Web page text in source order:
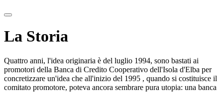
La Storia
Quattro anni, l'idea originaria è del luglio 1994, sono bastati ai
promotori della Banca di Credito Cooperativo dell'Isola d'Elba per
concretizzare un'idea che all'inizio del 1995 , quando si costituisce il
comitato promotore, poteva ancora sembrare pura utopia: una banca